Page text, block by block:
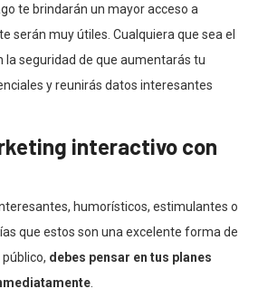
te brindarán un mayor acceso a
serán muy útiles. Cualquiera que sea el
la seguridad de que aumentarás tu
y reunirás datos interesantes
interactivo con
humorísticos, estimulantes o
que estos son una excelente forma de
debes pensar en tus planes